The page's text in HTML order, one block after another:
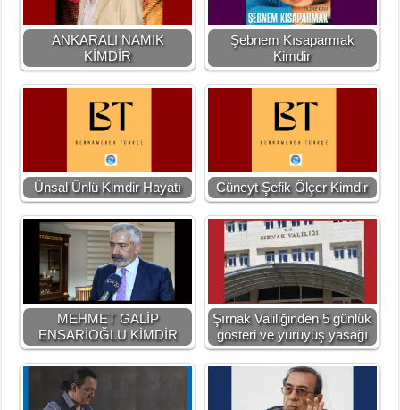
ANKARALI NAMIK
KİMDİR
Şebnem Kısaparmak
Kimdir
Ünsal Ünlü Kimdir Hayatı Cüneyt Şefik Ölçer Kimdir
MEHMET GALİP
ENSARİOĞLU KİMDİR
Şırnak Valiliğinden 5 günlük
gösteri ve yürüyüş yasağı